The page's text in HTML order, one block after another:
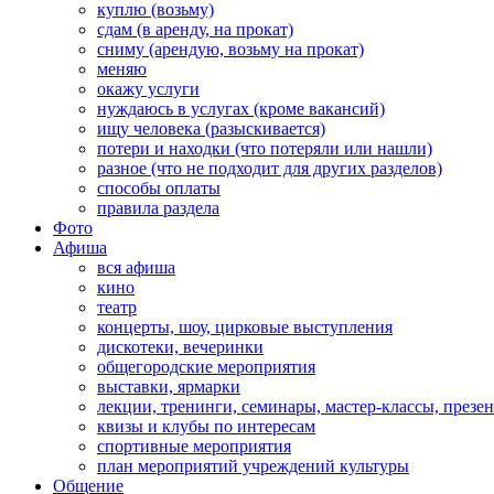
куплю (возьму)
сдам (в аренду, на прокат)
сниму (арендую, возьму на прокат)
меняю
окажу услуги
нуждаюсь в услугах (кроме вакансий)
ищу человека (разыскивается)
потери и находки (что потеряли или нашли)
разное (что не подходит для других разделов)
способы оплаты
правила раздела
Фото
Афиша
вся афиша
кино
театр
концерты, шоу, цирковые выступления
дискотеки, вечеринки
общегородские мероприятия
выставки, ярмарки
лекции, тренинги, семинары, мастер-классы,
квизы и клубы по интересам
спортивные мероприятия
план мероприятий учреждений культуры
Общение